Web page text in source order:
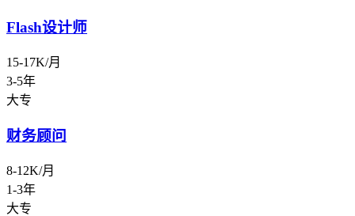
Flash设计师
15-17K/月
3-5年
大专
财务顾问
8-12K/月
1-3年
大专